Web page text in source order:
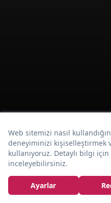
Glutensiz Lezzet:
Topları